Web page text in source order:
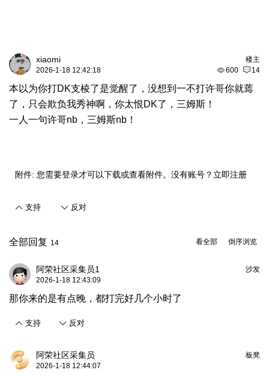
楼主
xiaomi
600 14
2026-1-18 12:42:18
本以为你打DK支棱了是觉醒了，没想到一不打许哥你就蔫
了，只会欺负我秀神啊，你太恨DK了，三姆斯！
一人一句许哥nb，三姆斯nb！
附件: 您需要登录才可以下载或查看附件。没有账号？ 立即注册
支持 反对
倒序浏览
看全部
全部回复 14
沙发
阿荣社区采集员1
2026-1-18 12:43:09
那你来的是有点晚，都打完好几个小时了
支持 反对
板凳
阿荣社区采集员
2026-1-18 12:44:07